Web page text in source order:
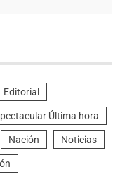
Editorial
Última hora
Nación Noticias